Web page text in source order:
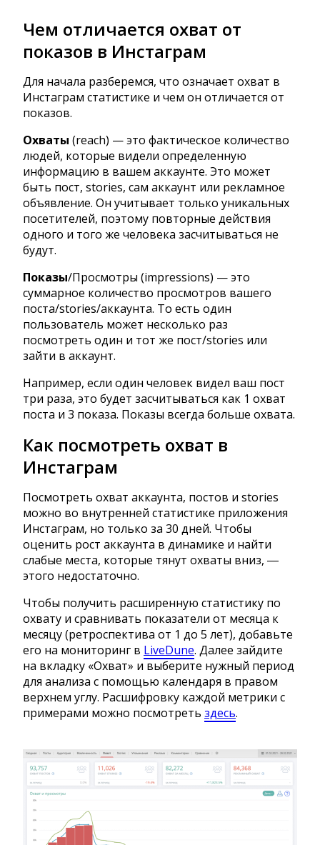
Чем отличается охват от
показов в Инстаграм
Для начала разберемся, что означает охват в
Инстаграм статистике и чем он отличается от
показов.
Охваты (reach) — это фактическое количество
людей, которые видели определенную
информацию в вашем аккаунте. Это может
быть пост, stories, сам аккаунт или рекламное
объявление. Он учитывает только уникальных
посетителей, поэтому повторные действия
одного и того же человека засчитываться не
будут.
Показы/Просмотры (impressions) — это
суммарное количество просмотров вашего
поста/stories/аккаунта. То есть один
пользователь может несколько раз
посмотреть один и тот же пост/stories или
зайти в аккаунт.
Например, если один человек видел ваш пост
три раза, это будет засчитываться как 1 охват
поста и 3 показа. Показы всегда больше охвата.
Как посмотреть охват в
Инстаграм
Посмотреть охват аккаунта, постов и stories
можно во внутренней статистике приложения
Инстаграм, но только за 30 дней. Чтобы
оценить рост аккаунта в динамике и найти
слабые места, которые тянут охваты вниз, ―
этого недостаточно.
Чтобы получить расширенную статистику по
охвату и сравнивать показатели от месяца к
месяцу (ретроспектива от 1 до 5 лет), добавьте
его на мониторинг в LiveDune. Далее зайдите
на вкладку «Охват» и выберите нужный период
для анализа с помощью календаря в правом
верхнем углу. Расшифровку каждой метрики с
примерами можно посмотреть здесь.